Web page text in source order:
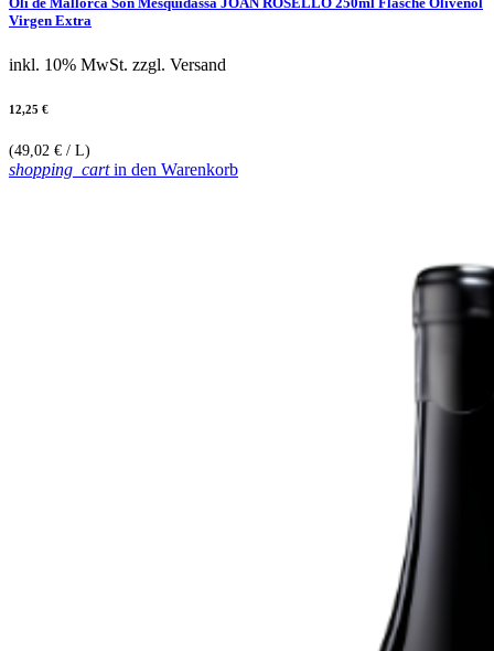
Virgen Extra
inkl. 10% MwSt. zzgl. Versand
12,25 €
(49,02 € / L)
shopping_cartin den Warenkorb